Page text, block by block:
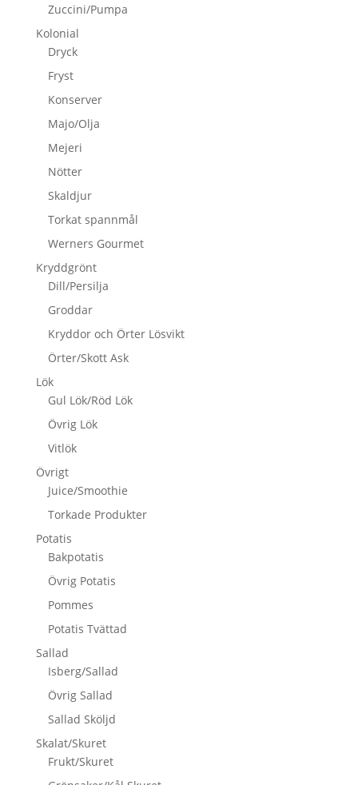
Zuccini/Pumpa
Kolonial
Dryck
Fryst
Konserver
Majo/Olja
Mejeri
Nötter
Skaldjur
Torkat spannmål
Werners Gourmet
Kryddgrönt
Dill/Persilja
Groddar
Kryddor och Örter Lösvikt
Örter/Skott Ask
Lök
Gul Lök/Röd Lök
Övrig Lök
Vitlök
Övrigt
Juice/Smoothie
Torkade Produkter
Potatis
Bakpotatis
Övrig Potatis
Pommes
Potatis Tvättad
Sallad
Isberg/Sallad
Övrig Sallad
Sallad Sköljd
Skalat/Skuret
Frukt/Skuret